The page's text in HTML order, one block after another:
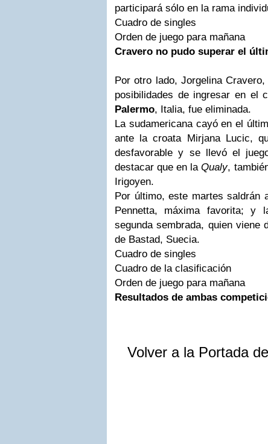
participará sólo en la rama
Cuadro de singles
Orden de juego para mañana
Cravero no pudo superar el
Por otro lado, Jorgelina
posibilidades de ingresar en el
Palermo, Italia, fue eliminada.
La sudamericana cayó en el
ante la croata Mirjana Lucic,
desfavorable y se llevó el
destacar que en laQualy,
Irigoyen.
Por último, este martes saldrán
Pennetta, máxima favorita; y
segunda sembrada, quien viene
de Bastad, Suecia.
Cuadro de singles
Cuadro de la clasificación
Orden de juego para mañana
Resultados de ambas
Volver a la Portada de